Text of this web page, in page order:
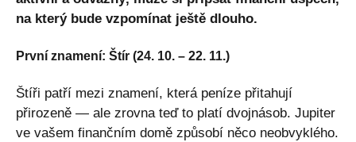
na který bude vzpomínat ještě dlouho.
První znamení: Štír (24. 10. – 22. 11.)
Štíři patří mezi znamení, která peníze přitahují
přirozeně — ale zrovna teď to platí dvojnásob. Jupiter
ve vašem finančním domě způsobí něco neobvyklého.